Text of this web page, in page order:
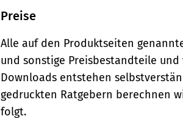
Preise
Alle auf den Produktseiten
und sonstige Preisbestandteile
Downloads entstehen
gedruckten Ratgebern berechnen
folgt.